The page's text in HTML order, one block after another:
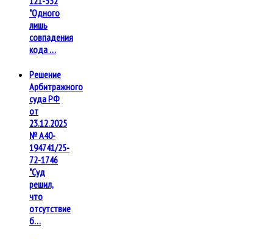
"Одного
лишь
совпадения
кода …
Решение
Арбитражного
суда РФ
от
23.12.2025
№ А40-
194741/25-
72-1746
"Суд
решил,
что
отсутствие
б…